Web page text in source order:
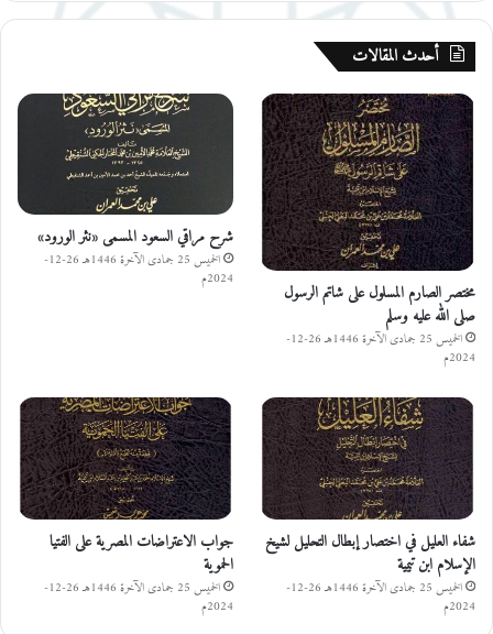
أحدث المقالات
مختصر الصارم المسلول على شاتم الرسول
صلى الله عليه وسلم
الخميس 25 جمادى الآخرة 1446هـ 26-12-
2024م
شرح مراقي السعود المسمى «نثر الورود»
الخميس 25 جمادى الآخرة 1446هـ 26-12-
2024م
شفاء العليل في اختصار إبطال التحليل لشيخ
الإسلام ابن تيمية
الخميس 25 جمادى الآخرة 1446هـ 26-12-
2024م
جواب الاعتراضات المصرية على الفتيا
الحموية
الخميس 25 جمادى الآخرة 1446هـ 26-12-
2024م